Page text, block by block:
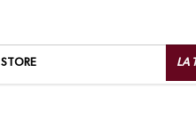
STORE LA